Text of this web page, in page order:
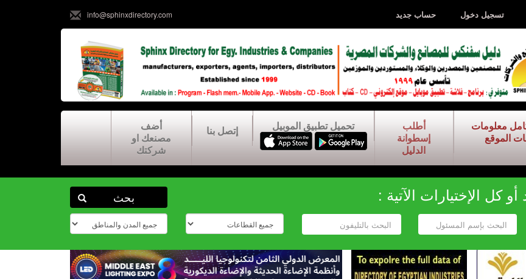
تسجيل دخول حساب جديد info@sphinxdirectory.com
معلومات
الموقع
أطلب
إسطوانة
الدليل
تحميل تطبيق الموبيل إتصل بنا
أضف
مصنعك او
شركتك
كل الإختيارات الآتية :